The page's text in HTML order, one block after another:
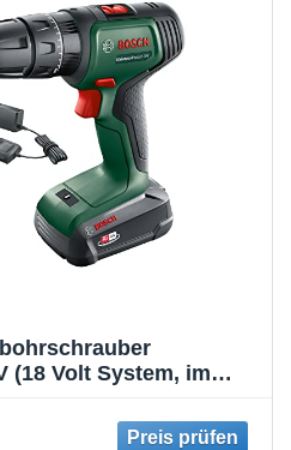
(18 Volt System, im